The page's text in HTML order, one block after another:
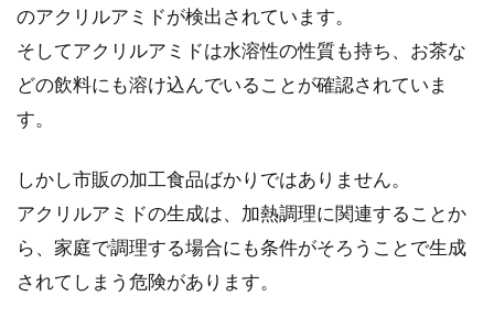
初夏が旬！青唐辛子を使った味噌の
簡単な作り方と保存方法
があります。...
足のリンパマッサージ＆玄米食でむ
のアクリルアミドが検出されています。
そしてアクリルアミドは水溶性の性質も持ち、お茶な
どの飲料にも溶け込んでいることが確認されていま
す。
しかし市販の加工食品ばかりではありません。
アクリルアミドの生成は、加熱調理に関連することか
ら、家庭で調理する場合にも条件がそろうことで生成
されてしまう危険があります。